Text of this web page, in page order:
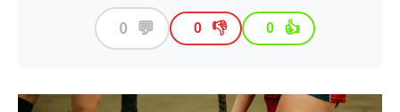
👍
0
👎
0
💬
0